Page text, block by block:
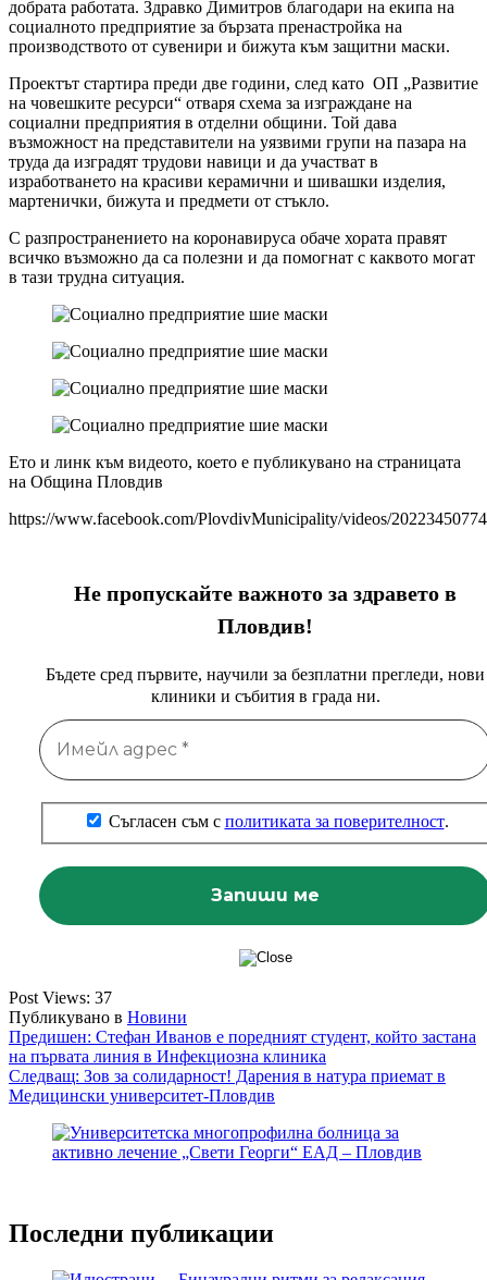
добрата работата. Здравко Димитров благодари на екипа на
социалното предприятие за бързата пренастройка на
производството от сувенири и бижута към защитни маски.
Проектът стартира преди две години, след като ОП „Развитие
на човешките ресурси“ отваря схема за изграждане на
социални предприятия в отделни общини. Той дава
възможност на представители на уязвими групи на пазара на
труда да изградят трудови навици и да участват в
изработването на красиви керамични и шивашки изделия,
мартенички, бижута и предмети от стъкло.
С разпространението на коронавируса обаче хората правят
всичко възможно да са полезни и да помогнат с каквото могат
в тази трудна ситуация.
Ето и линк към видеото, което е публикувано на страницата
на Община Пловдив
https://www.facebook.com/PlovdivMunicipality/videos/
Не пропускайте важното за здравето в
Пловдив!
Бъдете сред първите, научили за безплатни прегледи, нови
клиники и събития в града ни.
Съгласен съм с политиката за поверителност.
Post Views: 37
Публикувано в Новини
Навигация
Предишен: Стефан Иванов е поредният студент, който застана
на първата линия в Инфекциозна клиника
Следващ: Зов за солидарност! Дарения в натура приемат в
Медицински университет-Пловдив
Последни публикации